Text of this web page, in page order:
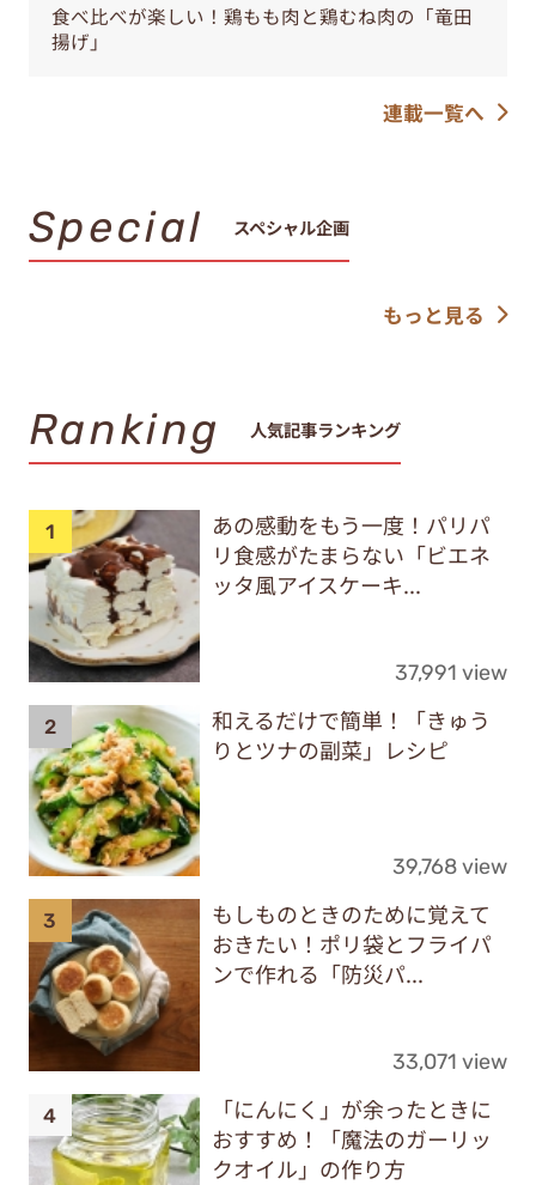
食べ比べが楽しい！鶏もも肉と鶏むね肉の「竜田
揚げ」
連載一覧へ
Special スペシャル企画
もっと見る
Ranking 人気記事ランキング
あの感動をもう一度！パリパ
リ食感がたまらない「ビエネ
ッタ風アイスケーキ...
37,991 view
和えるだけで簡単！「きゅう
りとツナの副菜」レシピ
39,768 view
もしものときのために覚えて
おきたい！ポリ袋とフライパ
ンで作れる「防災パ...
33,071 view
「にんにく」が余ったときに
おすすめ！「魔法のガーリッ
クオイル」の作り方